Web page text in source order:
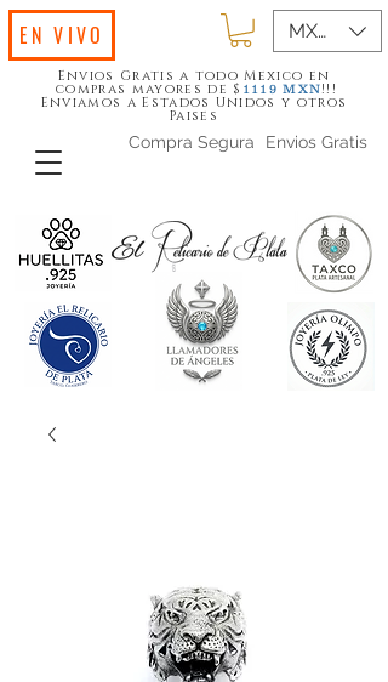
Envios Gratis
Compra Segura
Envios Gratis a todo Mexico en
compras mayores de $ 1119 MXN!!!
Enviamos a Estados Unidos y otros
Paises
MXN ($)
EN VIVO